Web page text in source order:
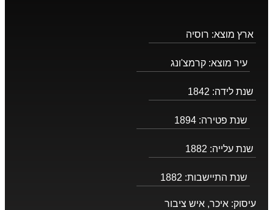
ארץ מוצא: רוסיה
עיר מוצא: קרמצ'ונג
שנת לידה: 1842
שנת פטירה: 1894
שנת עלייה: 1882
שנת התיישבות: 1882
עיסוק: איכר, איש ציבור